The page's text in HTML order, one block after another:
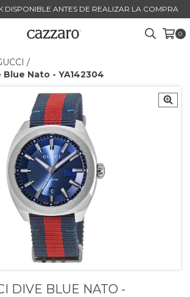
DISPONIBLE ANTES DE REALIZAR LA COMPRA
0
/
Blue Nato - YA142304
DIVE BLUE NATO -